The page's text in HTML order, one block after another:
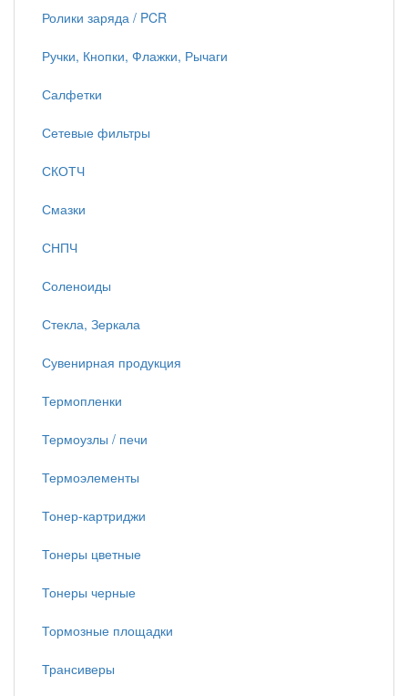
Ролики заряда / PCR
Ручки, Кнопки, Флажки, Рычаги
Салфетки
Сетевые фильтры
СКОТЧ
Смазки
СНПЧ
Соленоиды
Стекла, Зеркала
Сувенирная продукция
Термопленки
Термоузлы / печи
Термоэлементы
Тонер-картриджи
Тонеры цветные
Тонеры черные
Тормозные площадки
Трансиверы